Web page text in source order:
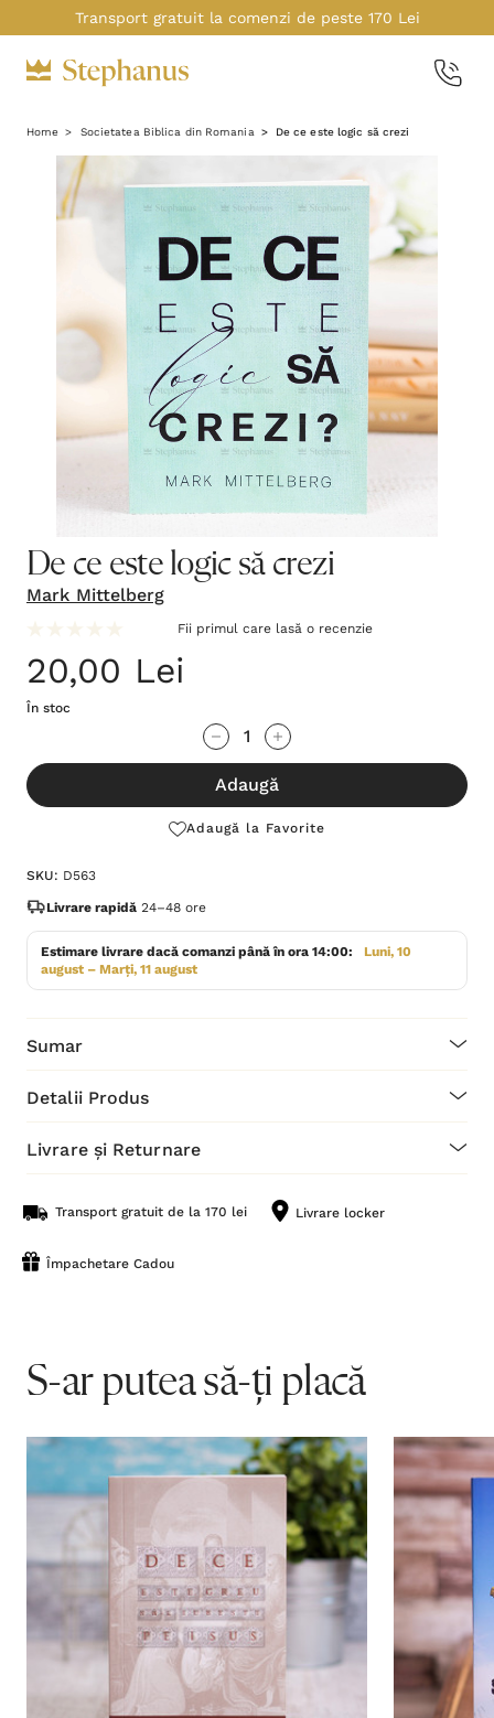
Transport gratuit la comenzi de peste 170 Lei
Home Societatea Biblica din Romania De ce este logic să crezi
De ce este logic să crezi
Mark Mittelberg
Fii primul care lasă o recenzie
20,00 Lei
În stoc
te!
Stocul
Adaugă
Adaugă la Favorite
SKU: D563
Livrare rapidă 24–48 ore
Estimare livrare dacă comanzi până în ora 14:00:
Luni, 10
august – Marți, 11 august
Sumar
Detalii Produs
Livrare și Returnare
Transport gratuit de la 170 lei Livrare locker
Împachetare Cadou
S-ar putea să-ți placă